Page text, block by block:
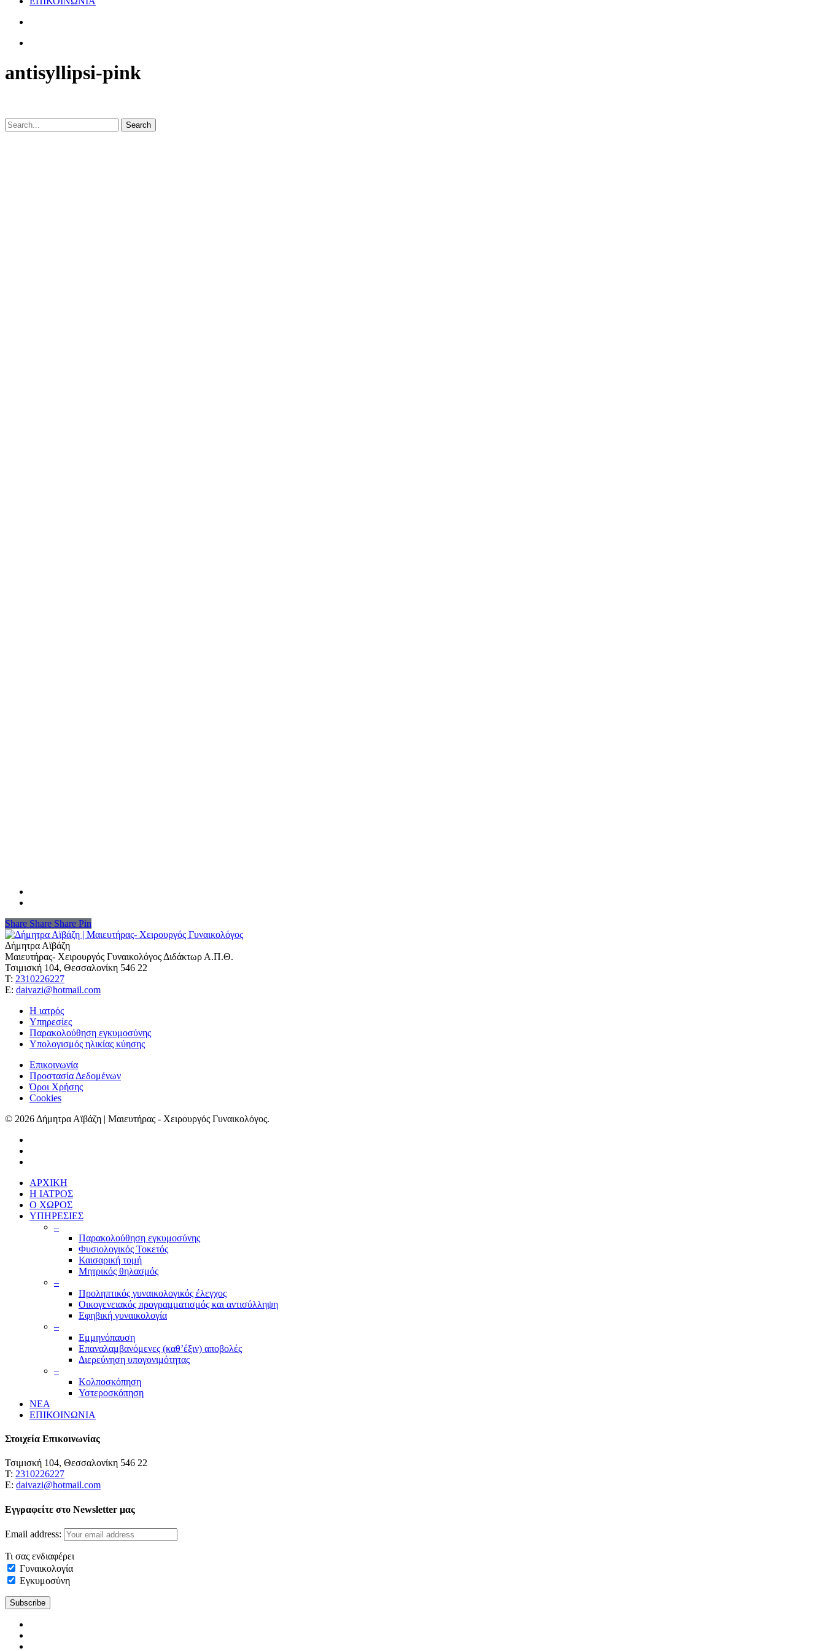
antisyllipsi-pink
Search
Share
Share Share Share Pin
Δήμητρα Αϊβάζη
Μαιευτήρας- Χειρουργός Γυναικολόγος Διδάκτωρ Α.Π.Θ.
Τσιμισκή 104, Θεσσαλονίκη 546 22
Τ: 2310226227
Ε: daivazi@hotmail.com
Η ιατρός
Υπηρεσίες
Παρακολούθηση εγκυμοσύνης
Υπολογισμός ηλικίας κύησης
Επικοινωνία
Προστασία Δεδομένων
Όροι Χρήσης
Cookies
© 2026 Δήμητρα Αϊβάζη | Μαιευτήρας - Χειρουργός Γυναικολόγος.
ΑΡΧΙΚΗ
Η ΙΑΤΡΟΣ
Ο ΧΩΡΟΣ
ΥΠΗΡΕΣΙΕΣ
–
Παρακολούθηση εγκυμοσύνης
Φυσιολογικός Τοκετός
Καισαρική τομή
Μητρικός θηλασμός
–
Προληπτικός γυναικολογικός έλεγχος
Οικογενειακός προγραμματισμός και αντισύλληψη
Εφηβική γυναικολογία
–
Εμμηνόπαυση
Επαναλαμβανόμενες (καθ’έξιν) αποβολές
Διερεύνηση υπογονιμότητας
–
Κολποσκόπηση
Υστεροσκόπηση
ΝΕΑ
ΕΠΙΚΟΙΝΩΝΙΑ
Στοιχεία Επικοινωνίας
Τσιμισκή 104, Θεσσαλονίκη 546 22
Τ: 2310226227
Ε: daivazi@hotmail.com
Εγγραφείτε στο Newsletter μας
Email address:
Τι σας ενδιαφέρει
Γυναικολογία
Εγκυμοσύνη